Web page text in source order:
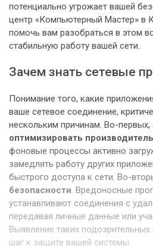
потенциально угрожает вашей
центр «Компьютерный Мастер» в
помочь вам разобраться в этом
стабильную работу вашей сети.
Зачем знать сетевые
Понимание того, какие
ваше сетевое соединение,
нескольким причинам. Во-первых,
оптимизировать
фоновые процессы активно
замедлять работу других
быстрого доступа к сети. Во-
безопасности. Вредоносные
устанавливают соединения с
передавая личные данные или
Выявление таких
шаг к защите вашей системы.